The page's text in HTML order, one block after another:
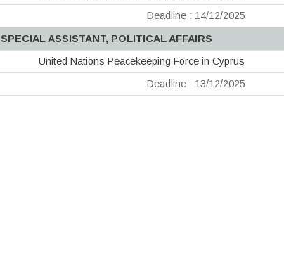
Deadline : 14/12/2025
SPECIAL ASSISTANT, POLITICAL AFFAIRS
United Nations Peacekeeping Force in Cyprus
Deadline : 13/12/2025